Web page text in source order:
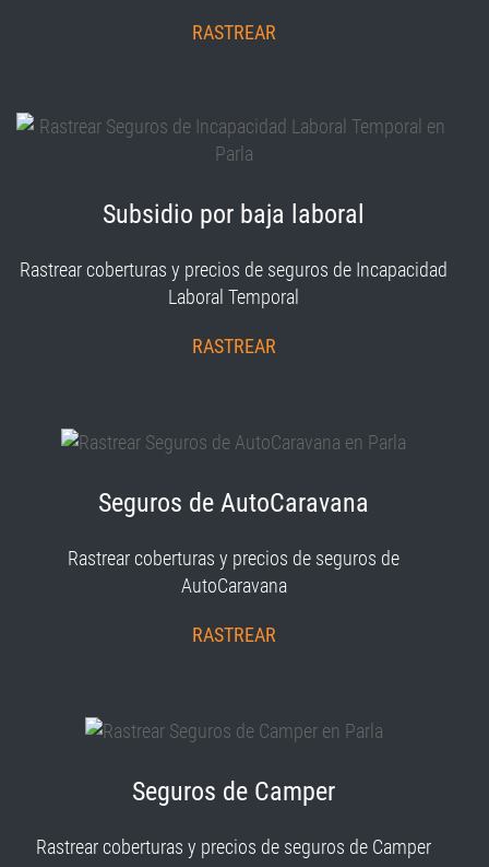
RASTREAR
Subsidio por baja laboral
Rastrear coberturas y precios de seguros de Incapacidad
Laboral Temporal
RASTREAR
Seguros de AutoCaravana
Rastrear coberturas y precios de seguros de
AutoCaravana
RASTREAR
Seguros de Camper
Rastrear coberturas y precios de seguros de Camper